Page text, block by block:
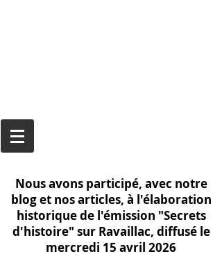
Nous avons participé, avec notre
blog et nos articles, à l'élaboration
historique de l'émission "Secrets
d'histoire" sur Ravaillac, diffusé le
mercredi 15 avril 2026